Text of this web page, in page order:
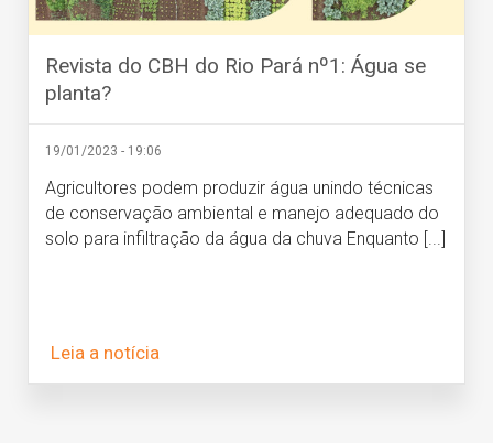
Revista do CBH do Rio Pará nº1: Água se
planta?
19/01/2023 - 19:06
Agricultores podem produzir água unindo técnicas
de conservação ambiental e manejo adequado do
solo para infiltração da água da chuva Enquanto [...]
Leia a notícia